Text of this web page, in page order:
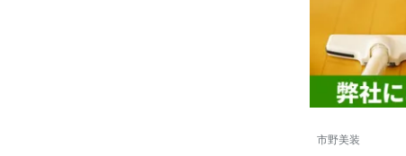
市野美装